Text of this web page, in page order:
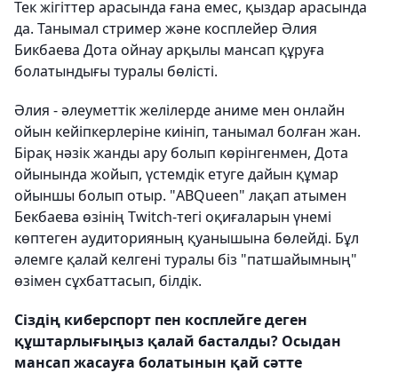
Тек жігіттер арасында ғана емес, қыздар арасында
да. Танымал стример және косплейер Әлия
Бикбаева Дота ойнау арқылы мансап құруға
болатындығы туралы бөлісті.
Әлия - әлеуметтік желілерде аниме мен онлайн
ойын кейіпкерлеріне киініп, танымал болған жан.
Бірақ нәзік жанды ару болып көрінгенмен, Дота
ойынында жойып, үстемдік етуге дайын құмар
ойыншы болып отыр. "ABQueen" лақап атымен
Бекбаева өзінің Twitch-тегі оқиғаларын үнемі
көптеген аудиторияның қуанышына бөлейді. Бұл
әлемге қалай келгені туралы біз "патшайымның"
өзімен сұхбаттасып, білдік.
Сіздің киберспорт пен косплейге деген
құштарлығыңыз қалай басталды? Осыдан
мансап жасауға болатынын қай сәтте